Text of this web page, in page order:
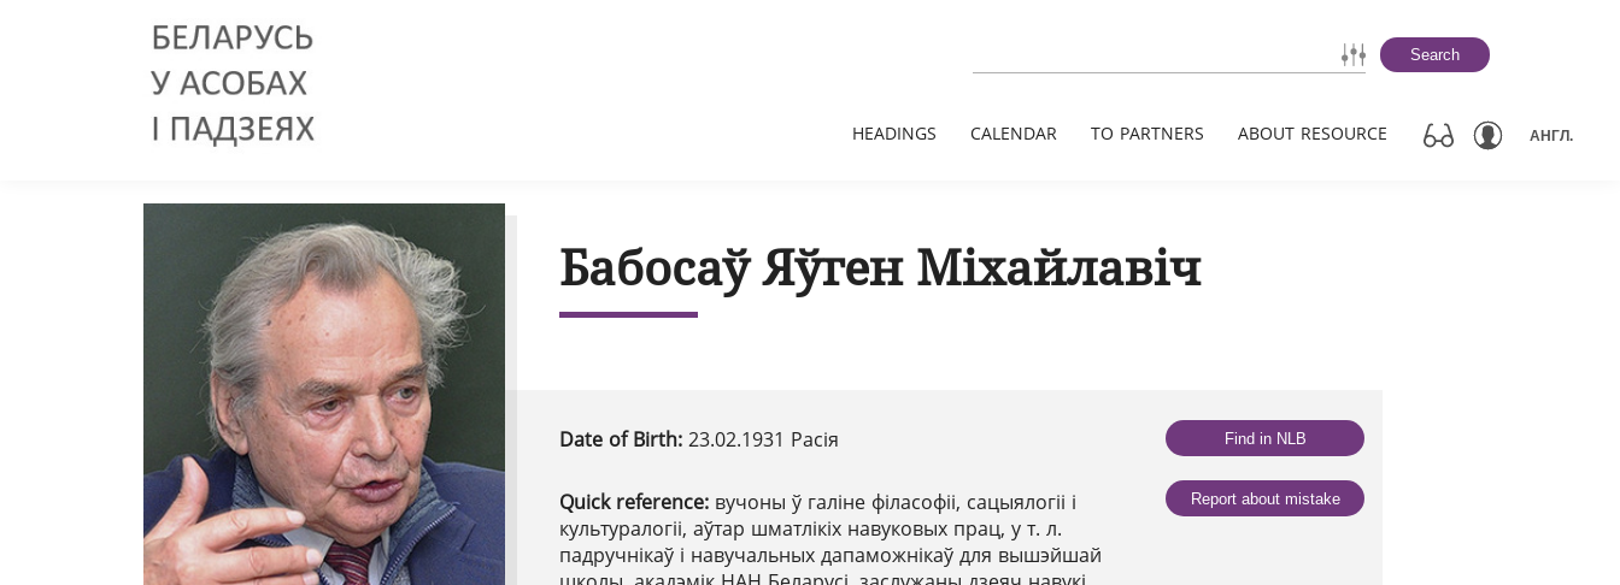
Search
HEADINGS CALENDAR TO PARTNERS ABOUT RESOURCE АНГЛ.
Бабосаў Яўген Міхайлавіч
Date of Birth: 23.02.1931 Расія
Quick reference: вучоны ў галіне філасофіі, сацыялогіі і
культуралогіі, аўтар шматлікіх навуковых прац, у т. л.
падручнікаў і навучальных дапаможнікаў для вышэйшай
Find in NLB
Report about mistake